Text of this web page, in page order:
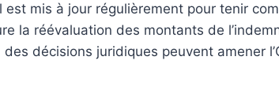
est mis à jour régulièrement pour tenir
la réévaluation des montants de
des décisions juridiques peuvent amener